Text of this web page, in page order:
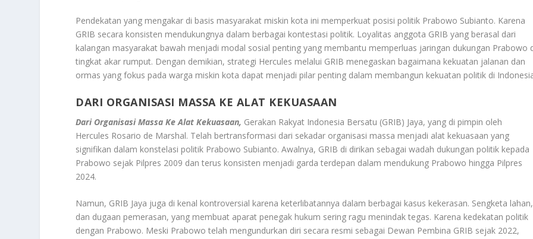
Pendekatan yang mengakar di basis masyarakat miskin kota ini memperkuat posisi politik Prabowo Subianto. Karena
GRIB secara konsisten mendukungnya dalam berbagai kontestasi politik. Loyalitas anggota GRIB yang berasal dari
kalangan masyarakat bawah menjadi modal sosial penting yang membantu memperluas jaringan dukungan Prabowo
tingkat akar rumput. Dengan demikian, strategi Hercules melalui GRIB menegaskan bagaimana kekuatan jalanan dan
ormas yang fokus pada warga miskin kota dapat menjadi pilar penting dalam membangun kekuatan politik di
DARI ORGANISASI MASSA KE ALAT KEKUASAAN
Dari Organisasi Massa Ke Alat Kekuasaan, Gerakan Rakyat Indonesia Bersatu (GRIB) Jaya, yang di pimpin oleh
Hercules Rosario de Marshal. Telah bertransformasi dari sekadar organisasi massa menjadi alat kekuasaan yang
signifikan dalam konstelasi politik Prabowo Subianto. Awalnya, GRIB di dirikan sebagai wadah dukungan politik kepada
Prabowo sejak Pilpres 2009 dan terus konsisten menjadi garda terdepan dalam mendukung Prabowo hingga Pilpres
2024.
Namun, GRIB Jaya juga di kenal kontroversial karena keterlibatannya dalam berbagai kasus kekerasan. Sengketa lahan,
dan dugaan pemerasan, yang membuat aparat penegak hukum sering ragu menindak tegas. Karena kedekatan politik
dengan Prabowo. Meski Prabowo telah mengundurkan diri secara resmi sebagai Dewan Pembina GRIB sejak 2022,